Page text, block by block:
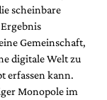
scheinbare
Gemeinschaft,
digitale Welt zu
erfassen kann.
Monopole im